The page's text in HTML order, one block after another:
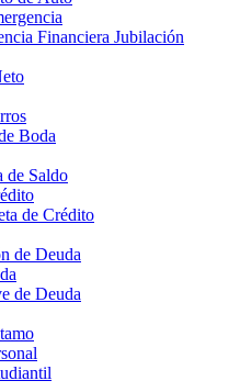
Financiera Jubilación
Boda
de Saldo
de Crédito
de Deuda
de Deuda